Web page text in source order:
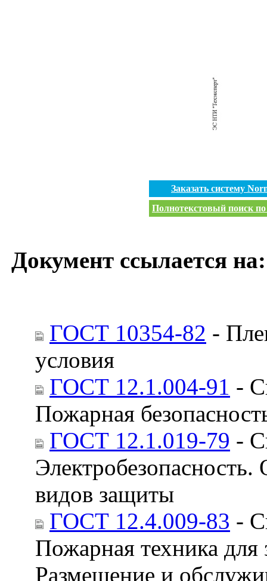
Заказать систему
Полнотекстовый поиск по
Документ ссылается на:
ГОСТ 10354-82 -
условия
ГОСТ 12.1.004-91 -
Пожарная
ГОСТ 12.1.019-79 -
видов защиты
ГОСТ 12.4.009-83 -
Пожарная техника
Размещение и